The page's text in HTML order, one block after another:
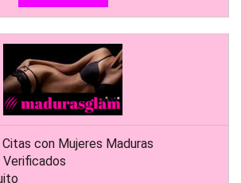
con Mujeres Maduras